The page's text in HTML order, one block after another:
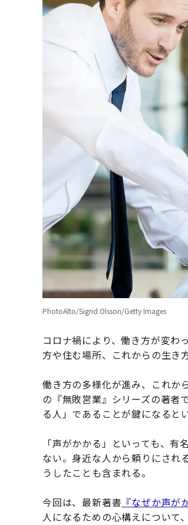
PhotoAlto/Sigrid Olsson/Getty Images
コロナ禍により、働き方が変わ
方や住む場所、これからの生き
働き方の多様化が進み、これか
の『無敗営業』シリーズの著者
る人」であることが鍵になるとい
「声がかかる」といっても、
ない。身近な人から頼りにされ
うしたことも含まれる。
今回は、最新著書 『なぜか声が
人になるための心構えについて